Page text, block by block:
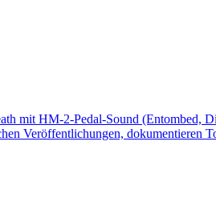
mit HM-2-Pedal-Sound (Entombed,
Veröffentlichungen, dokumentieren